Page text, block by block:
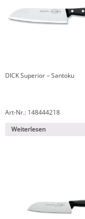
DICK Superior – Santoku
Art-Nr.: 148444218
Weiterlesen